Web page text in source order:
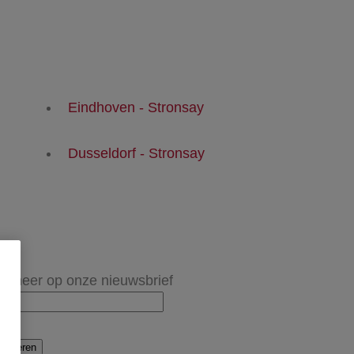
Eindhoven - Stronsay
Dusseldorf - Stronsay
op onze nieuwsbrief